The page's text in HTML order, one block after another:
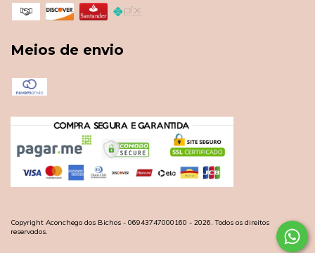
Meios de envio
Copyright Aconchego dos Bichos - 06943747000160 - 2026. Todos os direitos
reservados.